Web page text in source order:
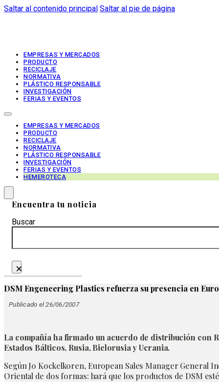
Saltar al contenido principal Saltar al pie de página
EMPRESAS Y MERCADOS
PRODUCTO
RECICLAJE
NORMATIVA
PLÁSTICO RESPONSABLE
INVESTIGACIÓN
FERIAS Y EVENTOS
EMPRESAS Y MERCADOS
PRODUCTO
RECICLAJE
NORMATIVA
PLÁSTICO RESPONSABLE
INVESTIGACIÓN
FERIAS Y EVENTOS
HEMEROTECA
Encuentra tu noticia
Buscar
×
DSM Engeneering Plastics refuerza su presencia en
Publicado el 26/06/2007
La compañía ha firmado un acuerdo de distribución con
Estados Bálticos, Rusia, Bielorusia y Ucrania.
Según Jo Kockelkoren, European Sales Manager General
Oriental de dos formas: hará que los productos de DSM